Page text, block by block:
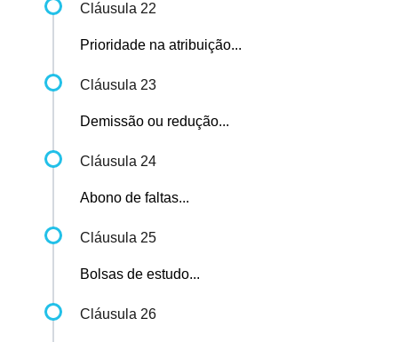
Cláusula 22
Prioridade na atribuição...
Cláusula 23
Demissão ou redução...
Cláusula 24
Abono de faltas...
Cláusula 25
Bolsas de estudo...
Cláusula 26